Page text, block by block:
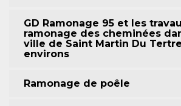
GD Ramonage 95 et les
ramonage des cheminées
ville de Saint Martin Du
environs
Ramonage de poêle